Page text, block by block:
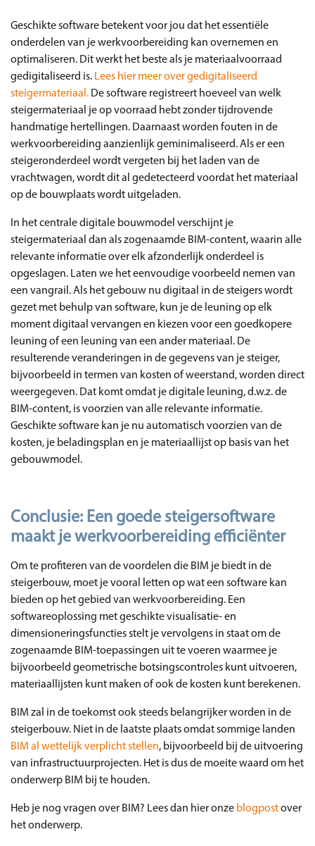
Geschikte software betekent voor jou dat het essentiële
onderdelen van je werkvoorbereiding kan overnemen en
optimaliseren. Dit werkt het beste als je materiaalvoorraad
gedigitaliseerd is. Lees hier meer over gedigitaliseerd
steigermateriaal. De software registreert hoeveel van welk
steigermateriaal je op voorraad hebt zonder tijdrovende
handmatige hertellingen. Daarnaast worden fouten in de
werkvoorbereiding aanzienlijk geminimaliseerd. Als er een
steigeronderdeel wordt vergeten bij het laden van de
vrachtwagen, wordt dit al gedetecteerd voordat het materiaal
op de bouwplaats wordt uitgeladen.
In het centrale digitale bouwmodel verschijnt je
steigermateriaal dan als zogenaamde BIM-content, waarin alle
relevante informatie over elk afzonderlijk onderdeel is
opgeslagen. Laten we het eenvoudige voorbeeld nemen van
een vangrail. Als het gebouw nu digitaal in de steigers wordt
gezet met behulp van software, kun je de leuning op elk
moment digitaal vervangen en kiezen voor een goedkopere
leuning of een leuning van een ander materiaal. De
resulterende veranderingen in de gegevens van je steiger,
bijvoorbeeld in termen van kosten of weerstand, worden direct
weergegeven. Dat komt omdat je digitale leuning, d.w.z. de
BIM-content, is voorzien van alle relevante informatie.
Geschikte software kan je nu automatisch voorzien van de
kosten, je beladingsplan en je materiaallijst op basis van het
gebouwmodel.
Conclusie: Een goede steigersoftware
maakt je werkvoorbereiding efficiënter
Om te profiteren van de voordelen die BIM je biedt in de
steigerbouw, moet je vooral letten op wat een software kan
bieden op het gebied van werkvoorbereiding. Een
softwareoplossing met geschikte visualisatie- en
dimensioneringsfuncties stelt je vervolgens in staat om de
zogenaamde BIM-toepassingen uit te voeren waarmee je
bijvoorbeeld geometrische botsingscontroles kunt uitvoeren,
materiaallijsten kunt maken of ook de kosten kunt berekenen.
BIM zal in de toekomst ook steeds belangrijker worden in de
steigerbouw. Niet in de laatste plaats omdat sommige landen
BIM al wettelijk verplicht stellen, bijvoorbeeld bij de uitvoering
van infrastructuurprojecten. Het is dus de moeite waard om het
onderwerp BIM bij te houden.
Heb je nog vragen over BIM? Lees dan hier onze blogpostover
het onderwerp.